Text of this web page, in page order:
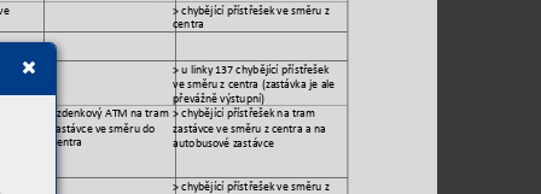
e > chybějící přístřešek ve směru z
centra
> u linky 137 chybějící přístřešek
ve směru z centra (zastávka je ale
převážně výstupní)
jízdenkový ATM na tram
zastávce ve směru do
centra
> chybějící přístřešek na tram
zastávce ve směru z centra a na
autobusové zastávce
> chybějící přístřešek ve směru z